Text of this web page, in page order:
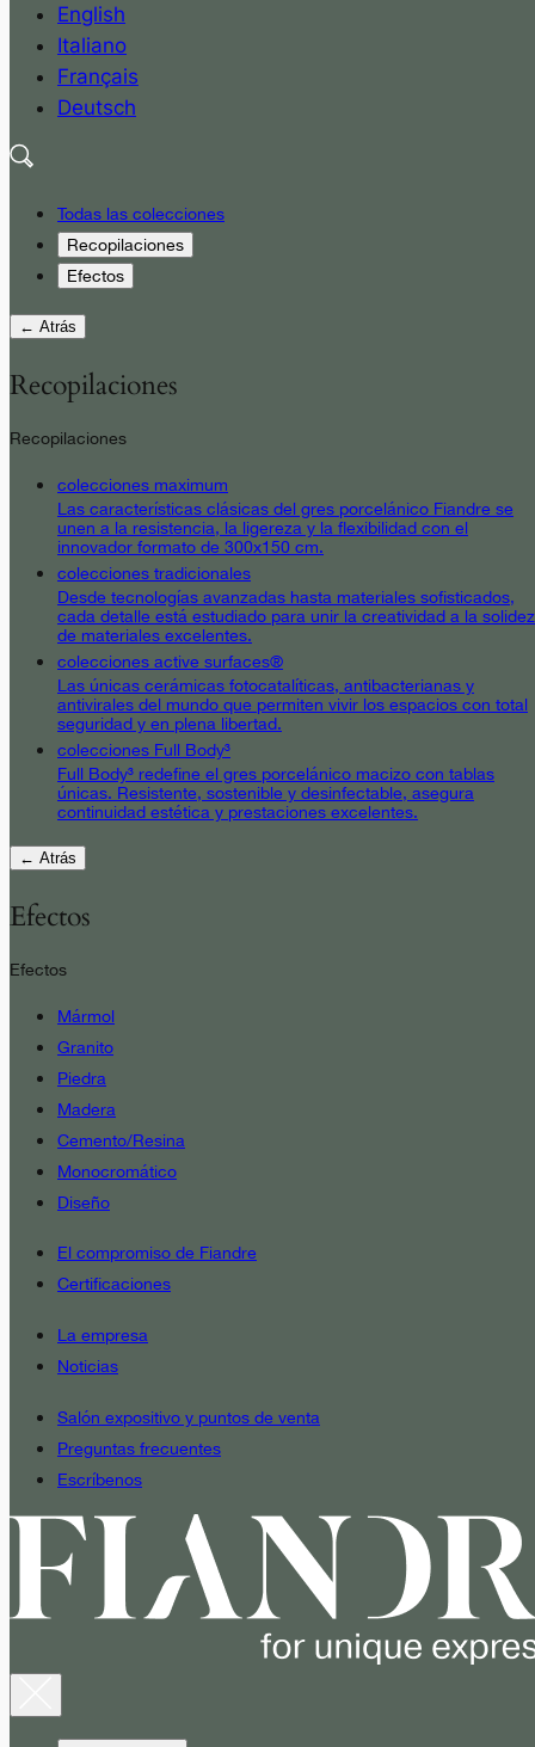
English
Italiano
Français
Deutsch
Todas las colecciones
Recopilaciones
Efectos
← Atrás
Recopilaciones
Recopilaciones
colecciones maximum
Las características clásicas del gres porcelánico Fiandre se
unen a la resistencia, la ligereza y la flexibilidad con el
innovador formato de 300x150 cm.
colecciones tradicionales
Desde tecnologías avanzadas hasta materiales sofisticados,
cada detalle está estudiado para unir la creatividad a la solidez
de materiales excelentes.
colecciones active surfaces®
Las únicas cerámicas fotocatalíticas, antibacterianas y
antivirales del mundo que permiten vivir los espacios con total
seguridad y en plena libertad.
colecciones Full Body³
Full Body³ redefine el gres porcelánico macizo con tablas
únicas. Resistente, sostenible y desinfectable, asegura
continuidad estética y prestaciones excelentes.
← Atrás
Efectos
Efectos
Mármol
Granito
Piedra
Madera
Cemento/Resina
Monocromático
Diseño
El compromiso de Fiandre
Certificaciones
La empresa
Noticias
Salón expositivo y puntos de venta
Preguntas frecuentes
Escríbenos